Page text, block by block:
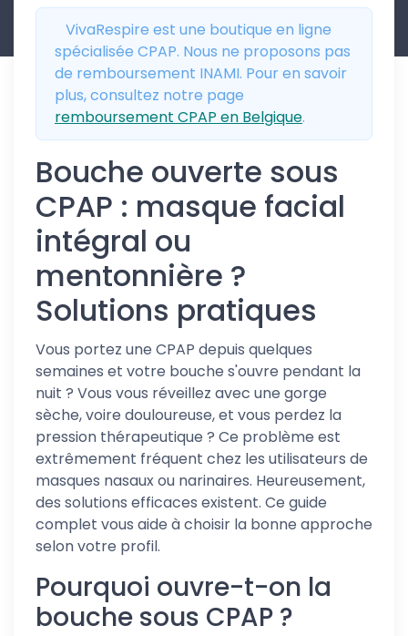
VivaRespire est une boutique en ligne
spécialisée CPAP. Nous ne proposons pas
de remboursement INAMI. Pour en savoir
plus, consultez notre page
remboursement CPAP en Belgique.
Bouche ouverte sous
CPAP : masque facial
intégral ou
mentonnière ?
Solutions pratiques
Vous portez une CPAP depuis quelques
semaines et votre bouche s'ouvre pendant la
nuit ? Vous vous réveillez avec une gorge
sèche, voire douloureuse, et vous perdez la
pression thérapeutique ? Ce problème est
extrêmement fréquent chez les utilisateurs de
masques nasaux ou narinaires. Heureusement,
des solutions efficaces existent. Ce guide
complet vous aide à choisir la bonne approche
selon votre profil.
Pourquoi ouvre-t-on la
bouche sous CPAP ?